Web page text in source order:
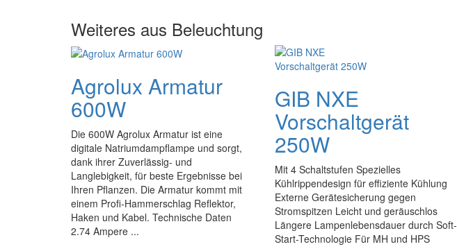
Weiteres aus Beleuchtung
Agrolux Armatur
600W
Die 600W Agrolux Armatur ist eine
digitale Natriumdampflampe und sorgt,
dank ihrer Zuverlässig- und
Langlebigkeit, für beste Ergebnisse bei
Ihren Pflanzen. Die Armatur kommt mit
einem Profi-Hammerschlag Reflektor,
Haken und Kabel. Technische Daten
2.74 Ampere ...
GIB NXE
Vorschaltgerät
250W
Mit 4 Schaltstufen Spezielles
Kühlrippendesign für effiziente Kühlung
Externe Gerätesicherung gegen
Stromspitzen Leicht und geräuschlos
Längere Lampenlebensdauer durch Soft-
Start-Technologie Für MH und HPS